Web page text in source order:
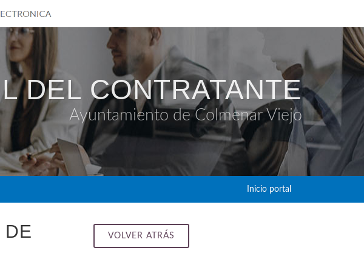
DEL CONTRATANTE
Ayuntamiento de Colmenar Viejo
Inicio portal
DE
VOLVER ATRÁS